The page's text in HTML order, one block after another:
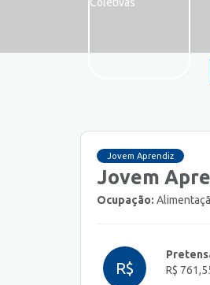
Jovem Aprendiz
Jovem
Ocupação:
R$
R$